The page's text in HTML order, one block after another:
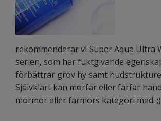
rekommenderar vi Super Aqua Ultra
serien, som har fuktgivande
förbättrar grov hy samt
Självklart kan morfar eller farfar
mormor eller farmors kategori med. ;)